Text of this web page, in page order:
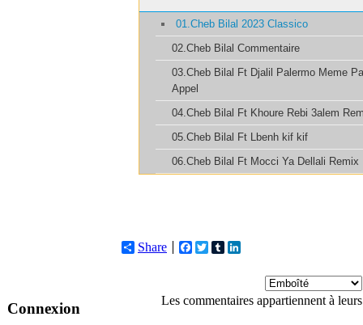
Connexion
Share Facebook
TwitterTumblr
Les commentaires appartiennent à